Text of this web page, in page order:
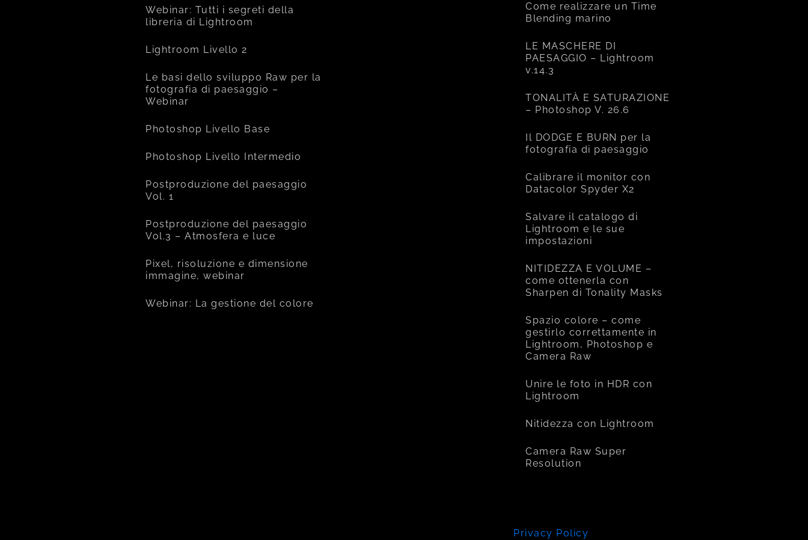
Webinar: Tutti i segreti della
libreria di Lightroom
Lightroom Livello 2
Le basi dello sviluppo Raw per la
fotografia di paesaggio –
Webinar
Photoshop Livello Base
Photoshop Livello Intermedio
Postproduzione del paesaggio
Vol. 1
Postproduzione del paesaggio
Vol.3 – Atmosfera e luce
Pixel, risoluzione e dimensione
immagine, webinar
Webinar: La gestione del colore
Come realizzare un Time
Blending marino
LE MASCHERE DI
PAESAGGIO – Lightroom
v.14.3
TONALITÀ E SATURAZIONE
– Photoshop V. 26.6
Il DODGE E BURN per la
fotografia di paesaggio
Calibrare il monitor con
Datacolor Spyder X2
Salvare il catalogo di
Lightroom e le sue
impostazioni
NITIDEZZA E VOLUME –
come ottenerla con
Sharpen di Tonality Masks
Spazio colore – come
gestirlo correttamente in
Lightroom, Photoshop e
Camera Raw
Unire le foto in HDR con
Lightroom
Nitidezza con Lightroom
Camera Raw Super
Resolution
Privacy Policy